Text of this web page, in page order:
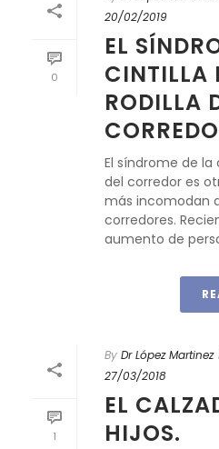
0
20/02/2019
EL
CINTILLA
RODILLA
El síndrome de la
del corredor es
más incomodan
corredores.
aumento de
1
By Dr López Martinez
27/03/2018
EL
HIJOS.